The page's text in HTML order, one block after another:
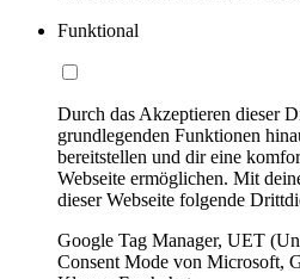
Funktional
Durch das Akzeptieren dieser
grundlegenden Funktionen
bereitstellen und dir eine
Webseite ermöglichen. Mit
dieser Webseite folgende
Google Tag Manager, UET
Consent Mode von Microsoft,